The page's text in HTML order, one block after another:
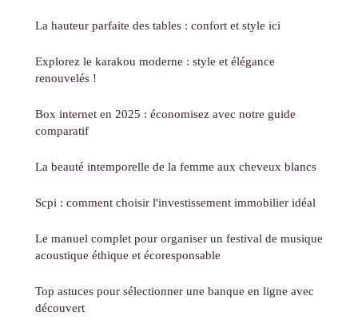
La hauteur parfaite des tables : confort et style ici
Explorez le karakou moderne : style et élégance
renouvelés !
Box internet en 2025 : économisez avec notre guide
comparatif
La beauté intemporelle de la femme aux cheveux blancs
Scpi : comment choisir l'investissement immobilier idéal
Le manuel complet pour organiser un festival de musique
acoustique éthique et écoresponsable
Top astuces pour sélectionner une banque en ligne avec
découvert